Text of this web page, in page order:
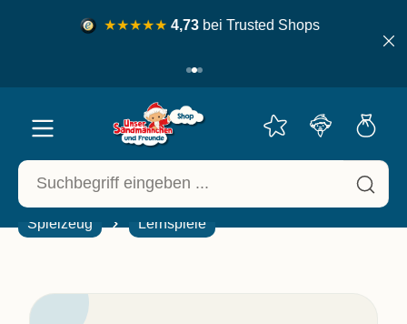
springen ★★★★★ 4,73bei Trusted Shops
Spielzeug Lernspiele